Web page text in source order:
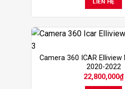
Camera 360 ICAR
2020-2022
22,800,000₫